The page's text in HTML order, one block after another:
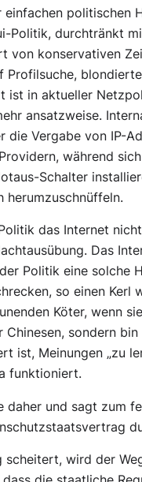
politischen
Politik, durchtränkt
von konservativen
ist in aktueller
ansatzweise.
die Vergabe von IP-
während
Schalter
herumzuschnüffeln.
das Internet
Das
Politik eine solche
so einen Kerl
Köter, wenn
Chinesen, sondern
ist, Meinungen „zu
funktioniert.
daher und sagt zum
scheitert, wird der